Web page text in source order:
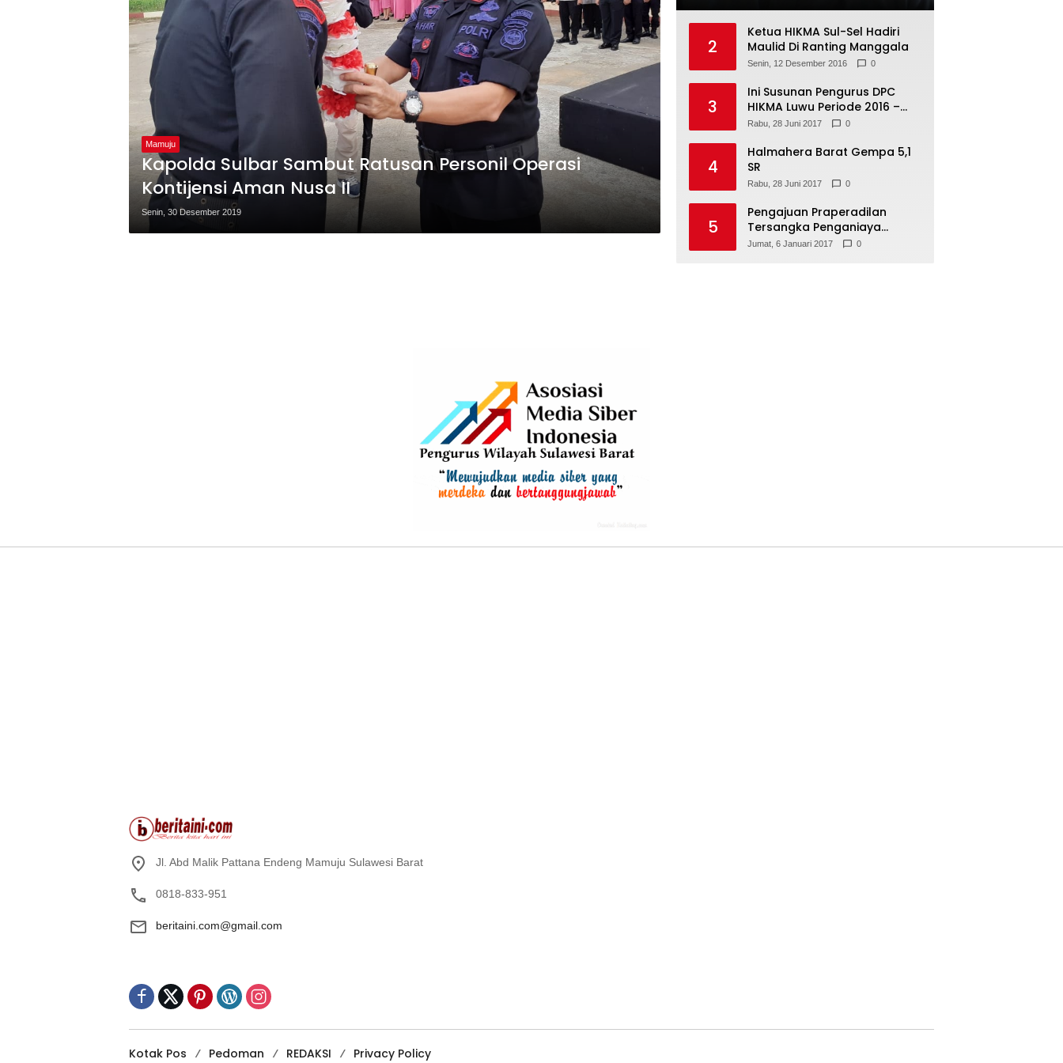
Mamuju
Kapolda Sulbar Sambut Ratusan Personil Operasi
Kontijensi Aman Nusa II
Senin, 30 Desember 2019
2
Ketua HIKMA Sul-Sel Hadiri
Maulid Di Ranting Manggala
Senin, 12 Desember 2016 0
3
Ini Susunan Pengurus DPC
HIKMA Luwu Periode 2016 –
2021
Rabu, 28 Juni 2017 0
4
Halmahera Barat Gempa 5,1
SR
Rabu, 28 Juni 2017 0
5
Pengajuan Praperadilan
Tersangka Penganiaya
Tamara Bleszynski, Ditolak
Jumat, 6 Januari 2017 0
Jl. Abd Malik Pattana Endeng Mamuju Sulawesi Barat
0818-833-951
beritaini.com@gmail.com
Kotak Pos Pedoman REDAKSI Privacy Policy